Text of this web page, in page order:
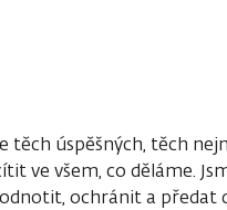
těch úspěšných, těch
ve všem, co děláme.
ochránit a předat